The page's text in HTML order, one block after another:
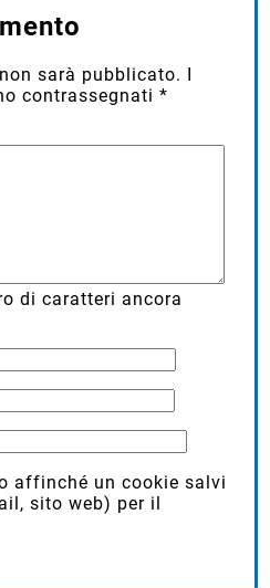
sarà pubblicato. I
contrassegnati*
di caratteri ancora
affinché un cookie salvi
sito web) per il